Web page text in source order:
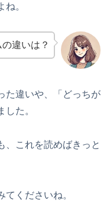
。
違いは？
た違いや、「どっちが
た。
、これを読めばきっと
くださいね。